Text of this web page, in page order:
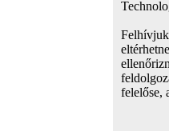
Felhívjuk
felelőse,